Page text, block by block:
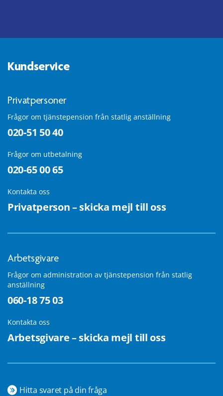
Kundservice
Privatpersoner
Frågor om tjänstepension från statlig anställning
020-51 50 40
Frågor om utbetalning
020-65 00 65
Kontakta oss
Privatperson – skicka mejl till oss
Arbetsgivare
Frågor om administration av tjänstepension från statlig
anställning
060-18 75 03
Kontakta oss
Arbetsgivare – skicka mejl till oss
Hitta svaret på din fråga